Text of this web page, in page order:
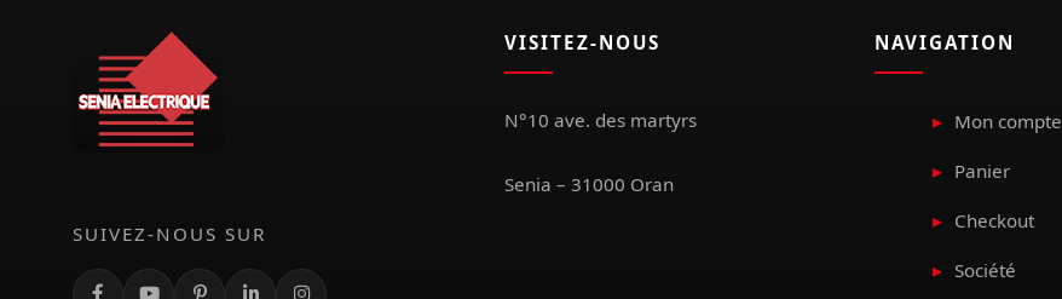
SUIVEZ-NOUS SUR
VISITEZ-NOUS
N°10 ave. des martyrs
Senia – 31000 Oran
NAVIGATION
Mon compte
Panier
Checkout
Société